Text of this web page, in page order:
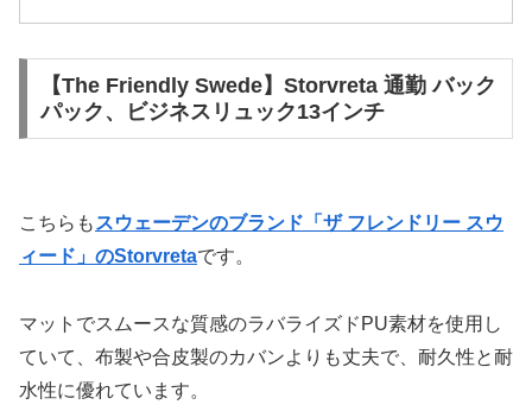
【The Friendly Swede】Storvreta 通勤 バック
パック、ビジネスリュック13インチ
こちらも スウェーデンのブランド「ザ フレンドリー スウ
ィード」のStorvretaです。
マットでスムースな質感のラバライズドPU素材を使用し
ていて、布製や合皮製のカバンよりも丈夫で、耐久性と耐
水性に優れています。